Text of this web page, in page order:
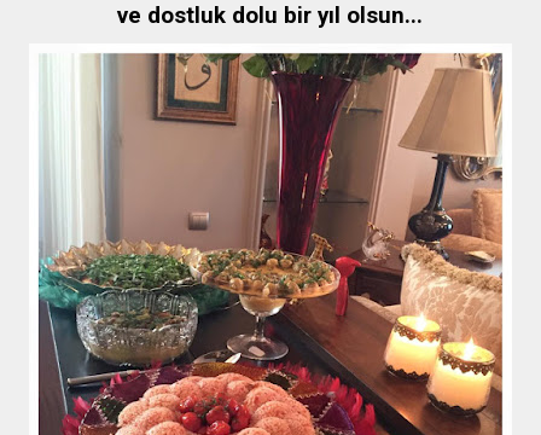
ve dostluk dolu bir yıl olsun...